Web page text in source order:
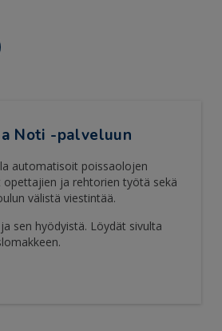
Noti -palveluun
automatisoit poissaolojen
opettajien ja rehtorien työtä sekä
välistä viestintää.
sen hyödyistä. Löydät sivulta